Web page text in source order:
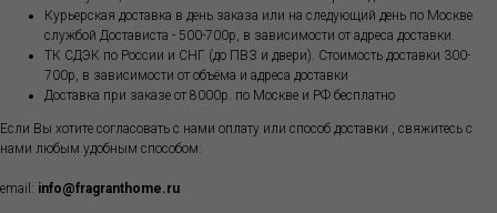
Курьерская доставка в день заказа или на следующий день по Москве
службой Достависта - 500-700р, в зависимости от адреса доставки.
ТК СДЭК по России и СНГ (до ПВЗ и двери). Стоимость доставки 300-
700р, в зависимости от объёма и адреса доставки
Доставка при заказе от 8000р. по Москве и РФ бесплатно
Если Вы хотите согласовать с нами оплату или способ доставки , свяжитесь с
нами любым удобным способом:
email: info@fragranthome.ru